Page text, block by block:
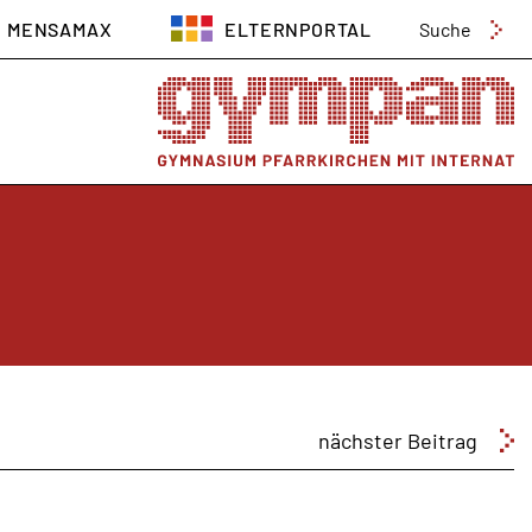
MENSAMAX ELTERNPORTAL
nach:
nächster Beitrag